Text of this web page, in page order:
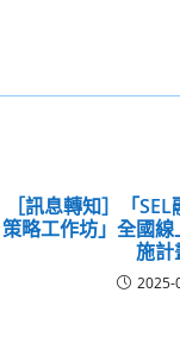
［訊息轉知］「
策略工作坊」全國
施計
2025-